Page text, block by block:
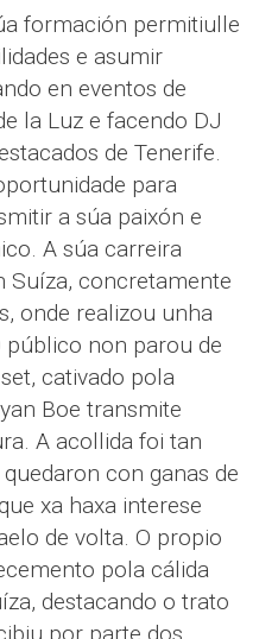
formación permitiulle
e asumir
en eventos de
la Luz e facendo DJ
de Tenerife.
para
a súa paixón e
A súa carreira
Suíza, concretamente
onde realizou unha
público non parou de
cativado pola
Boe transmite
A acollida foi tan
con ganas de
xa haxa interese
de volta. O propio
pola cálida
destacando o trato